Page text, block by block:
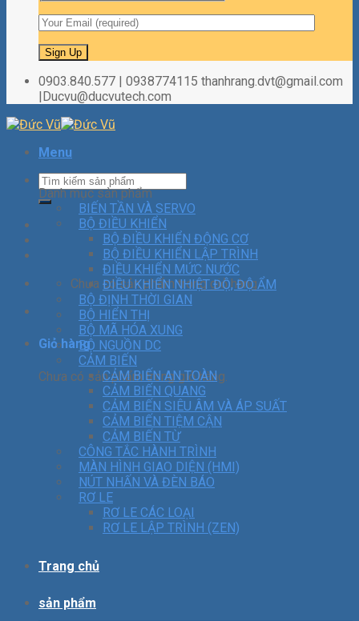
0903.840.577 | 0938774115 thanhrang.dvt@gmail.com
|Ducvu@ducvutech.com
Menu
Chưa có sản phẩm trong giỏ hàng.
Giỏ hàng
Chưa có sản phẩm trong giỏ hàng.
Danh mục sản phẩm
BIẾN TẦN VÀ SERVO
BỘ ĐIỀU KHIỂN
BỘ ĐIỀU KHIỂN ĐỘNG CƠ
BỘ ĐIỀU KHIỂN LẬP TRÌNH
ĐIỀU KHIỂN MỨC NƯỚC
ĐIỀU KHIỂN NHIỆT ĐỘ, ĐỘ ẨM
BỘ ĐỊNH THỜI GIAN
BỘ HIỂN THỊ
BỘ MÃ HÓA XUNG
BỘ NGUỒN DC
CẢM BIẾN
CẢM BIẾN AN TOÀN
CẢM BIẾN QUANG
CẢM BIẾN SIÊU ÂM VÀ ÁP SUẤT
CẢM BIẾN TIỆM CẬN
CẢM BIẾN TỪ
CÔNG TẮC HÀNH TRÌNH
MÀN HÌNH GIAO DIỆN (HMI)
NÚT NHẤN VÀ ĐÈN BÁO
RƠ LE
RƠ LE CÁC LOẠI
RƠ LE LẬP TRÌNH (ZEN)
Trang chủ
sản phẩm